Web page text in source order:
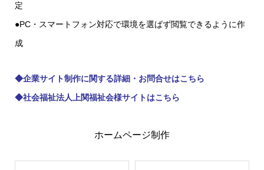
定
●PC・スマートフォン対応で環境を選ばず閲覧できるように作
成
◆企業サイト制作に関する詳細・お問合せはこちら
◆社会福祉法人上関福祉会様サイトはこちら
ホームページ制作